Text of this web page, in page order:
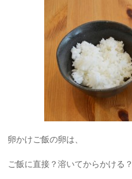
卵かけご飯の卵は、
ご飯に直接？溶いてからかける？